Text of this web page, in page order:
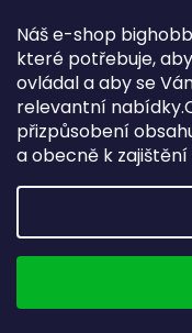
Náš e-shop
které potřebuje,
ovládal a aby se
relevantní
přizpůsobení
a obecně k
Jak
Na UX & Web
Copyright (c) 2016